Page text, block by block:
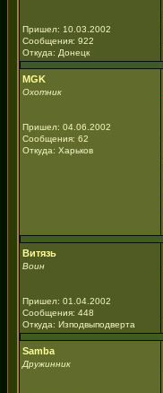
Пришел: 10.03.2002
Сообщения: 922
Откуда: Донецк
MGK
Охотник
Пришел: 04.06.2002
Сообщения: 62
Откуда: Харьков
Витязь
Воин
Пришел: 01.04.2002
Сообщения: 448
Откуда: Изподвыподверта
Samba
Дружинник